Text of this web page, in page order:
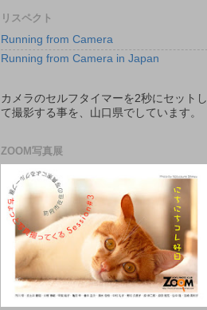
リスペクト
Running from Camera
Running from Camera in Japan
カメラのセルフタイマーを2秒にセットし
て撮影する事を、山口県でしています。
ZOOM写真展